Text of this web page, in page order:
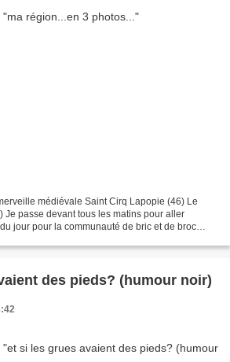
médiévale Saint Cirq Lapopie (46) Le
Je passe devant tous les matins pour aller
jour pour la communauté de bric et de broc
des pieds? (humour noir)